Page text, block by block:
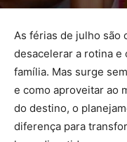
As férias de julho são
desacelerar a rotina e
família. Mas surge
e como aproveitar ao
do destino, o
diferença para